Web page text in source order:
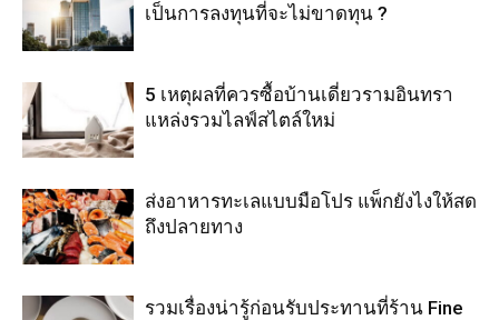
เป็นการลงทุนที่จะไม่ขาดทุน ?
5 เหตุผลที่ควรซื้อบ้านเดี่ยวรามอินทรา
แหล่งรวมไลฟ์สไตล์ใหม่
ส่งอาหารทะเลแบบมือโปร แพ็กยังไงให้สด
ถึงปลายทาง
รวมเรื่องน่ารู้ก่อนรับประทานที่ร้าน Fine